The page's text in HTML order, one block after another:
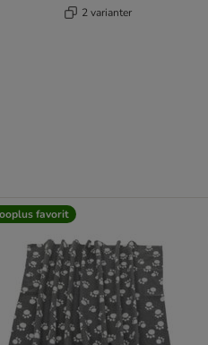
2 varianter
favorit